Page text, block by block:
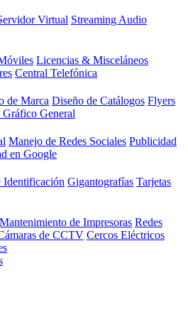
Virtual Streaming Audio
Licencias & Misceláneos
Central Telefónica
de Marca Diseño de Catálogos Flyers
Gráfico General
Manejo de Redes Sociales Publicidad
en Google
Identificación Gigantografías Tarjetas
Mantenimiento de Impresoras Redes
de CCTV Cercos Eléctricos